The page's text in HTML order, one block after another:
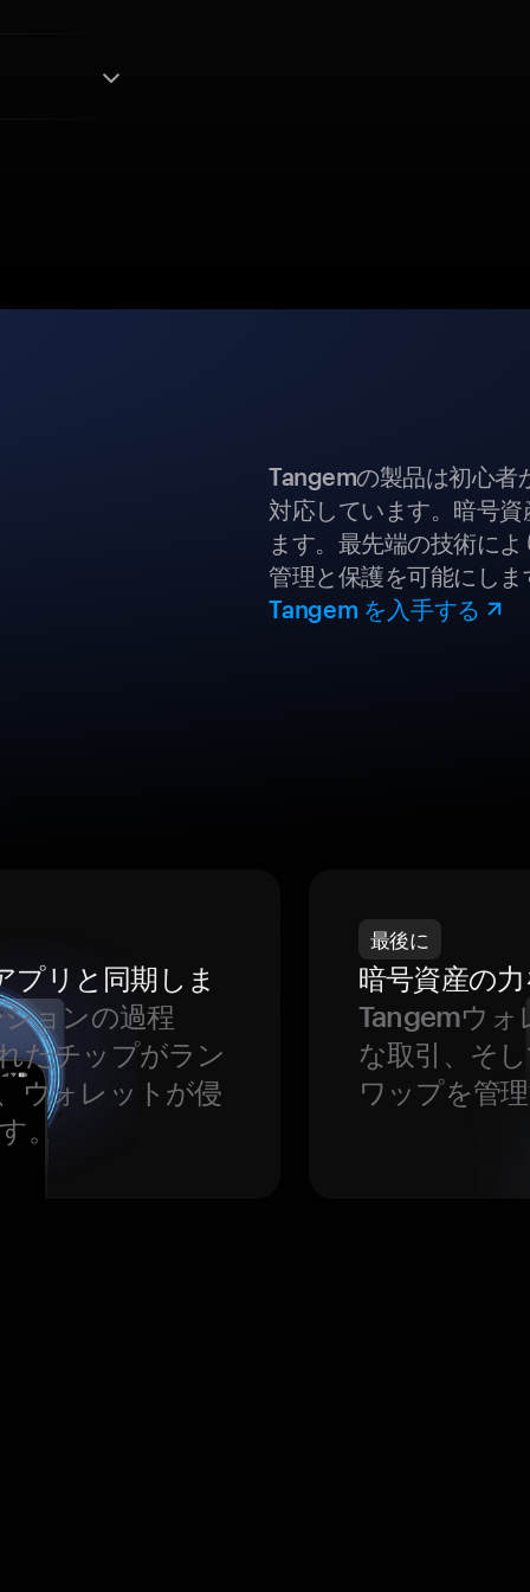
Tangemの製品は初心者
対応しています。暗号
ます。最先端の技術に
管理と保護を可能にしま
Tangem を入手する
プリと同期しま
ョンの過程
たチップがラン
ウォレットが侵
。
最後に
暗号資産の
Tangemウォ
な取引、そ
ワップを管